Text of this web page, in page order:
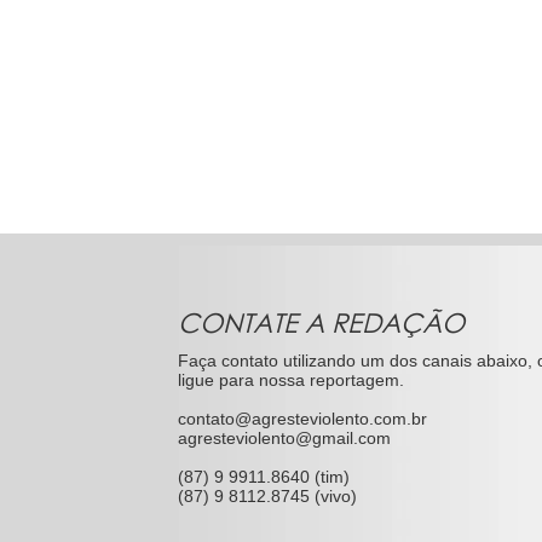
CONTATE A REDAÇÃO
Faça contato utilizando um dos canais abaixo,
ligue para nossa reportagem.
contato@agresteviolento.com.br
agresteviolento@gmail.com
(87) 9 9911.8640 (tim)
(87) 9 8112.8745 (vivo)